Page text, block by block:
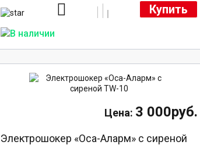
Купить
3 000руб.
Электрошокер «Оса-Аларм» с сиреной